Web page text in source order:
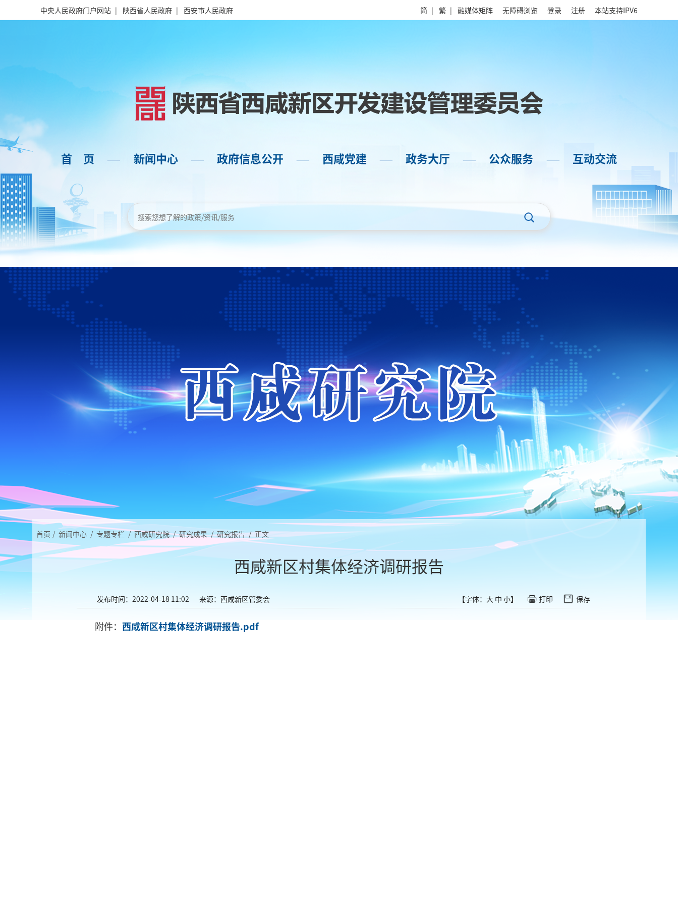
中央人民政府门户网站 | 陕西省人民政府 | 西安市人民政府 简 | 繁 | 融媒体矩阵 无障碍浏览 登录 注册 本站支持IPV6
首 页 —— 新闻中心 —— 政府信息公开 —— 西咸党建 —— 政务大厅 —— 公众服务 —— 互动交流
首页 / 新闻中心 / 专题专栏 / 西咸研究院 / 研究成果 / 研究报告 / 正文
西咸新区村集体经济调研报告
发布时间：2022-04-18 11:02 来源：西咸新区管委会 【字体： 大 中 小】 打印 保存
附件： 西咸新区村集体经济调研报告.pdf